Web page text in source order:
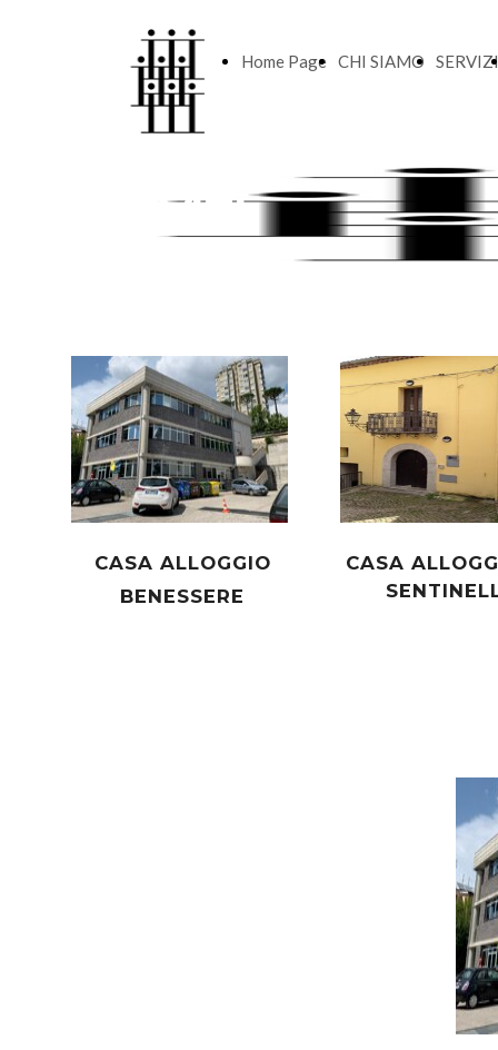
Home Page CHI SIAMO SERVIZI
SERVIZI
CASA ALLOGGIO
BENESSERE
CASA